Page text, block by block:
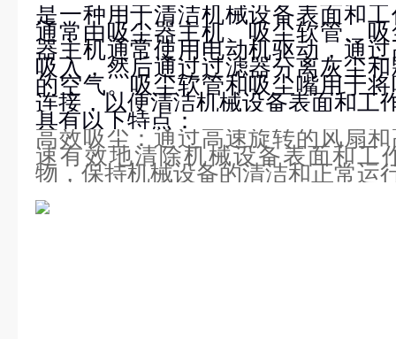
是一种用于清洁机械设备表面和
通常由吸尘器主机、吸尘软管、
器主机通常使用电动机驱动，通
吸入，然后通过过滤器分离灰尘
的空气。吸尘软管和吸尘嘴用于
连接，以便清洁机械设备表面和工
具有以下特点：
高效吸尘：通过高速旋转的风扇
速有效地清除机械设备表面和工
物，保持机械设备的清洁和正常运